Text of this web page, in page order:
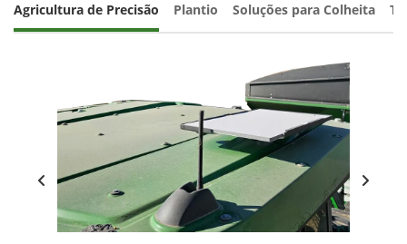
Agricultura de Precisão Plantio Soluções para Colheita